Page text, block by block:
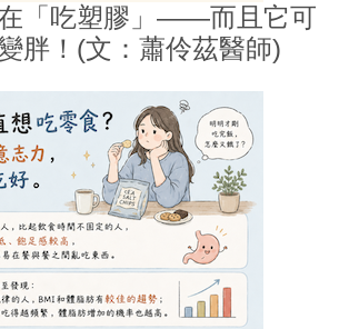
「吃塑膠」——而且它可
胖！(文：蕭伶茲醫師)